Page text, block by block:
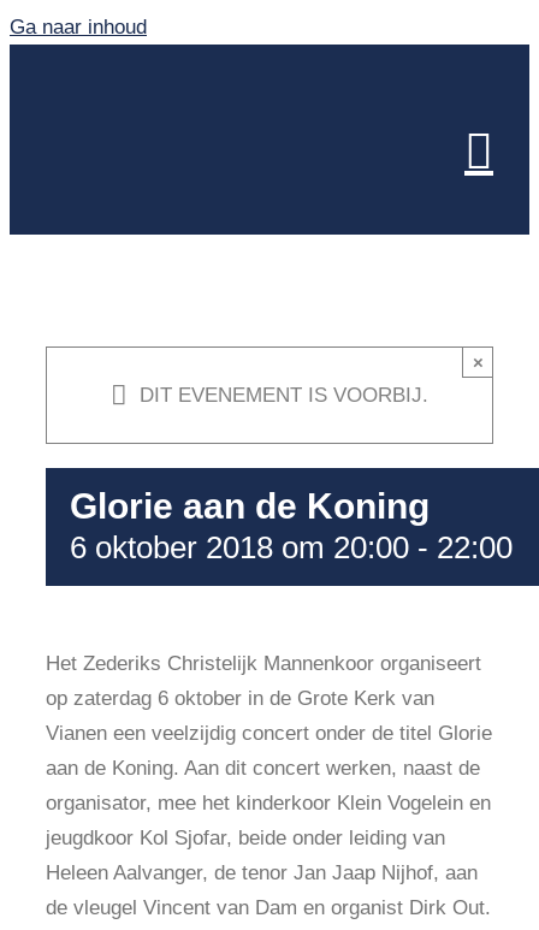
Ga naar inhoud
DIT EVENEMENT IS VOORBIJ.
×
Glorie aan de Koning
6 oktober 2018 om 20:00 - 22:00
Het Zederiks Christelijk Mannenkoor organiseert
op zaterdag 6 oktober in de Grote Kerk van
Vianen een veelzijdig concert onder de titel Glorie
aan de Koning. Aan dit concert werken, naast de
organisator, mee het kinderkoor Klein Vogelein en
jeugdkoor Kol Sjofar, beide onder leiding van
Heleen Aalvanger, de tenor Jan Jaap Nijhof, aan
de vleugel Vincent van Dam en organist Dirk Out.